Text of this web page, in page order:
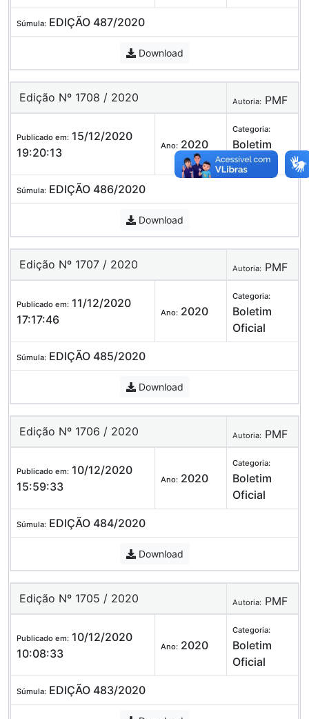
Súmula: EDIÇÃO 487/2020
Download
Edição Nº 1708 / 2020 Autoria: PMF
Publicado em: 15/12/2020
19:20:13
Ano: 2020
Categoria:
Boletim
Oficial
Súmula: EDIÇÃO 486/2020
Download
Edição Nº 1707 / 2020 Autoria: PMF
Publicado em: 11/12/2020
17:17:46
Ano: 2020
Categoria:
Boletim
Oficial
Súmula: EDIÇÃO 485/2020
Download
Edição Nº 1706 / 2020 Autoria: PMF
Publicado em: 10/12/2020
15:59:33
Ano: 2020
Categoria:
Boletim
Oficial
Súmula: EDIÇÃO 484/2020
Download
Edição Nº 1705 / 2020 Autoria: PMF
Publicado em: 10/12/2020
10:08:33
Ano: 2020
Categoria:
Boletim
Oficial
Súmula: EDIÇÃO 483/2020